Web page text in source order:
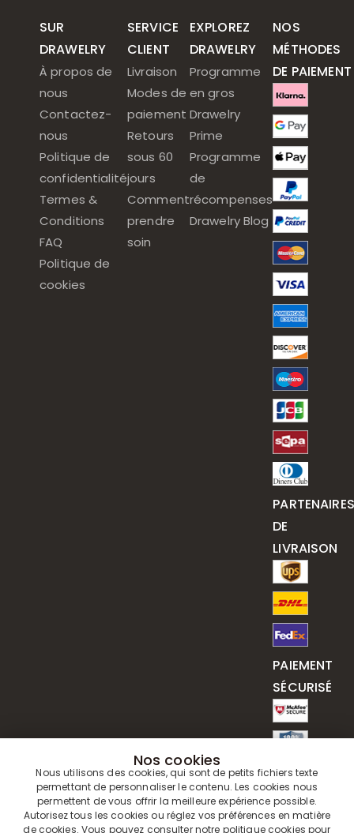
SUR
DRAWELRY
À propos de
nous
Contactez-
nous
Politique de
confidentialité
Termes &
Conditions
FAQ
Politique de
cookies
SERVICE
CLIENT
Livraison
Modes de
paiement
Retours
sous 60
jours
Comment
prendre
soin
EXPLOREZ
DRAWELRY
Programme
en gros
Drawelry
Prime
Programme
de
récompenses
Drawelry Blog
NOS
MÉTHODES
DE PAIEMENT
PARTENAIRES
DE
LIVRAISON
PAIEMENT
SÉCURISÉ
Nos cookies
Nous utilisons des cookies, qui sont de petits fichiers texte
permettant de personnaliser le contenu. Les cookies nous
permettent de vous offrir la meilleure expérience possible.
Autorisez tous les cookies ou réglez vos préférences en matière
de cookies. Vous pouvez consulter notre politique cookies pour